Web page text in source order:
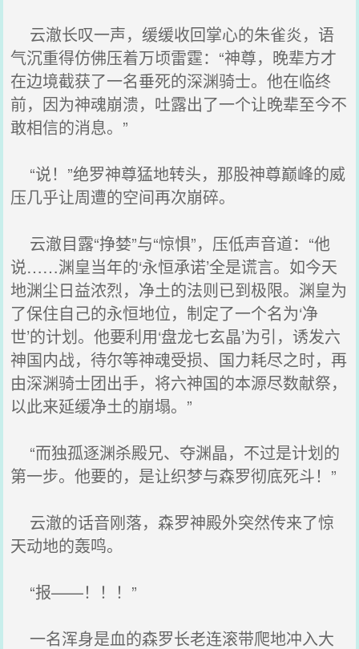
云澈长叹一声，缓缓收回掌心的朱雀炎，语
气沉重得仿佛压着万顷雷霆：“神尊，晚辈方才
在边境截获了一名垂死的深渊骑士。他在临终
前，因为神魂崩溃，吐露出了一个让晚辈至今不
敢相信的消息。”
“说！”绝罗神尊猛地转头，那股神尊巅峰的威
压几乎让周遭的空间再次崩碎。
云澈目露“挣婪”与“惊惧”，压低声音道：“他
说……渊皇当年的‘永恒承诺’全是谎言。如今天
地渊尘日益浓烈，净土的法则已到极限。渊皇为
了保住自己的永恒地位，制定了一个名为‘净
世’的计划。他要利用‘盘龙七玄晶’为引，诱发六
神国内战，待尔等神魂受损、国力耗尽之时，再
由深渊骑士团出手，将六神国的本源尽数献祭，
以此来延缓净土的崩塌。”
“而独孤逐渊杀殿兄、夺渊晶，不过是计划的
第一步。他要的，是让织梦与森罗彻底死斗！”
云澈的话音刚落，森罗神殿外突然传来了惊
天动地的轰鸣。
“报——！！！”
一名浑身是血的森罗长老连滚带爬地冲入大